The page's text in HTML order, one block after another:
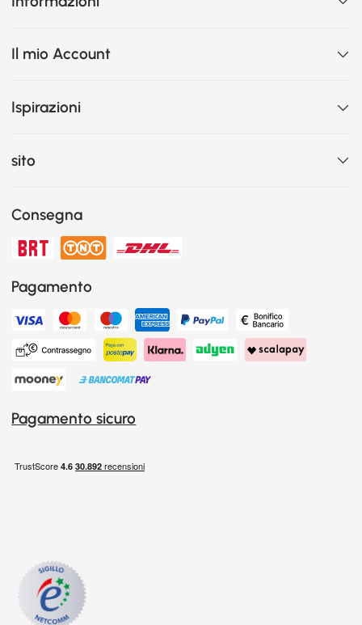
Il mio Account
Ispirazioni
sito
Consegna
Pagamento
Pagamento sicuro